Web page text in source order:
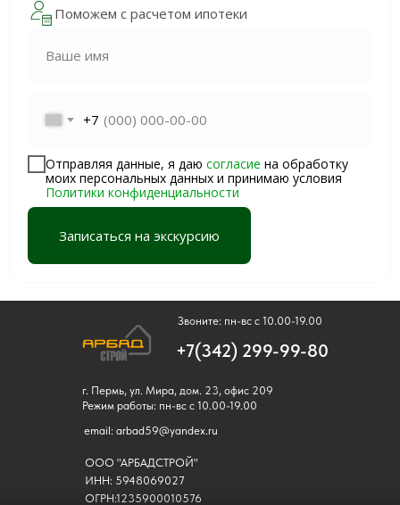
Поможем с расчетом ипотеки
Ваше имя
+7
Отправляя данные, я даю согласие на обработку
моих персональных данных и принимаю условия
Политики конфиденциальности
Записаться на экскурсию
ООО "АРБАДСТРОЙ"
ИНН: 5948069027
ОГРН:1235900010576
Звоните: пн-вс с 10.00-19.00
+7(342) 299-99-80
г. Пермь, ул. Мира, дом. 23, офис 209
Режим работы: пн-вс с 10.00-19.00
email: arbad59@yandex.ru